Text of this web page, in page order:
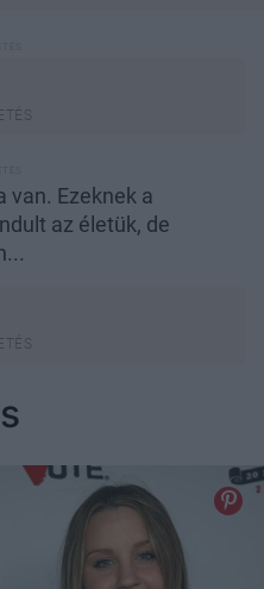
van. Ezeknek a
az életük, de